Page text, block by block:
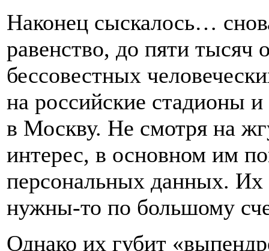
Наконец сыскалось…
равенство, до пяти тысяч
бессовестных
на российские стадионы
в Москву. Не смотря на
интерес, в основном им
персональных данных.
нужны-то по большому
Однако их губит